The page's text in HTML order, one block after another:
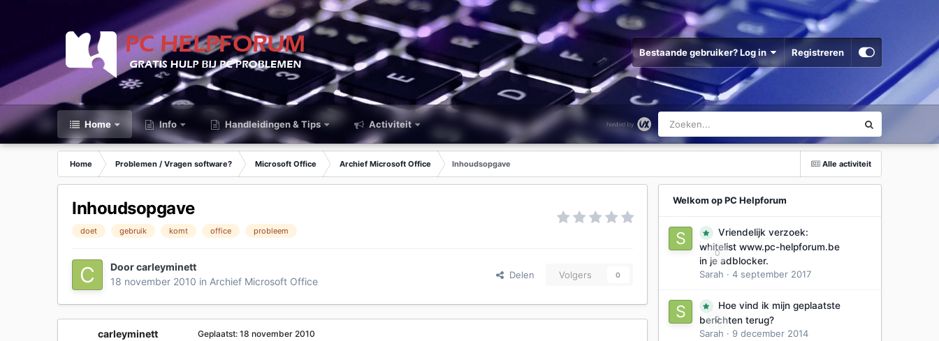
Bestaande gebruiker? Log in Registreren
Home Info Handleidingen & Tips Activiteit
Alle activiteit
Home Problemen / Vragen software? Microsoft Office Archief Microsoft Office Inhoudsopgave
Inhoudsopgave
doet gebruik komt office probleem
Doorcarleyminett
18 november 2010 in Archief Microsoft Office
Delen Volgers 0
carleyminett Geplaatst:18 november 2010
Welkom op PC Helpforum
0
Vriendelijk verzoek:
whitelist www.pc-helpforum.be
in je adblocker.
Sarah · 4 september 2017
0
Hoe vind ik mijn geplaatste
berichten terug?
Sarah · 9 december 2014